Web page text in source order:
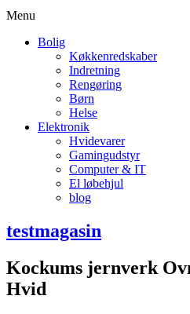
Menu
Bolig
Køkkenredskaber
Indretning
Rengøring
Børn
Helse
Elektronik
Hvidevarer
Gamingudstyr
Computer & IT
El løbehjul
blog
testmagasin
Kockums jernverk
Hvid